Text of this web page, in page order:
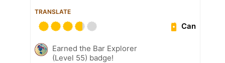
TRANSLATE
Can
Earned the Bar Explorer
(Level 55) badge!